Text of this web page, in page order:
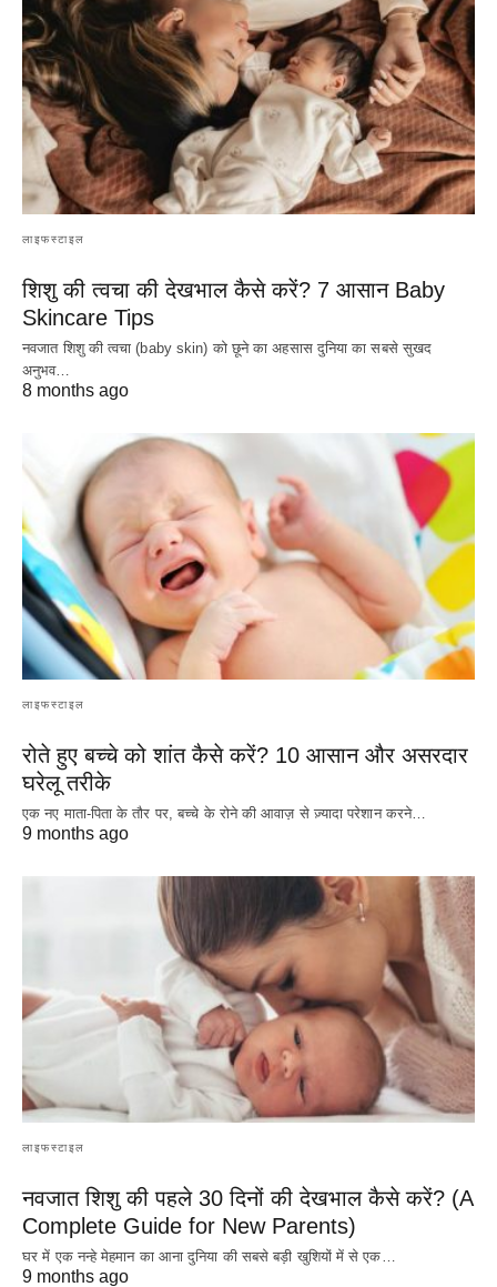
लाइफस्टाइल
शिशु की त्वचा की देखभाल कैसे करें? 7 आसान Baby
Skincare Tips
नवजात शिशु की त्वचा (baby skin) को छूने का अहसास दुनिया का सबसे सुखद
अनुभव…
8 months ago
लाइफस्टाइल
रोते हुए बच्चे को शांत कैसे करें? 10 आसान और असरदार
घरेलू तरीके
एक नए माता-पिता के तौर पर, बच्चे के रोने की आवाज़ से ज़्यादा परेशान करने…
9 months ago
लाइफस्टाइल
नवजात शिशु की पहले 30 दिनों की देखभाल कैसे करें? (A
Complete Guide for New Parents)
घर में एक नन्हे मेहमान का आना दुनिया की सबसे बड़ी खुशियों में से एक…
9 months ago